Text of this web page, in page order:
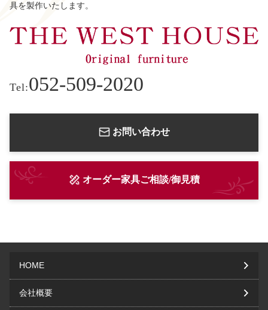
具を製作いたします。
Tel:052-509-2020
お問い合わせ
オーダー家具ご相談/御見積
HOME
会社概要